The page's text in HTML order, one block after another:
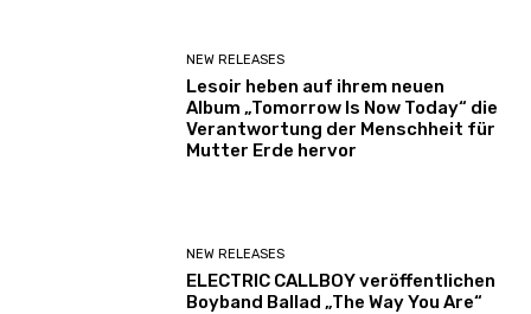
NEW RELEASES
Lesoir heben auf ihrem neuen
Album „Tomorrow Is Now Today“ die
Verantwortung der Menschheit für
Mutter Erde hervor
NEW RELEASES
ELECTRIC CALLBOY veröffentlichen
Boyband Ballad „The Way You Are“